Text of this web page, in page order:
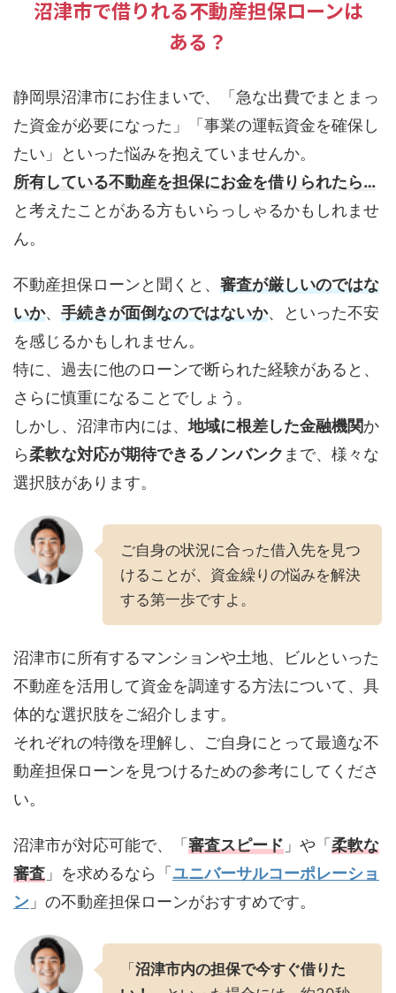
沼津市で借りれる不動産担保ローンは
ある？
静岡県沼津市にお住まいで、「急な出費でまとまっ
た資金が必要になった」「事業の運転資金を確保し
たい」といった悩みを抱えていませんか。
所有している不動産を担保にお金を借りられたら…
と考えたことがある方もいらっしゃるかもしれませ
ん。
不動産担保ローンと聞くと、 審査が厳しいのではな
いか、 手続きが面倒なのではないか、といった不安
を感じるかもしれません。
特に、過去に他のローンで断られた経験があると、
さらに慎重になることでしょう。
しかし、沼津市内には、地域に根差した金融機関か
ら柔軟な対応が期待できるノンバンク まで、様々な
選択肢があります。
ご自身の状況に合った借入先を見つ
けることが、資金繰りの悩みを解決
する第一歩ですよ。
沼津市に所有するマンションや土地、ビルといった
不動産を活用して資金を調達する方法について、具
体的な選択肢をご紹介します。
それぞれの特徴を理解し、ご自身にとって最適な不
動産担保ローンを見つけるための参考にしてくださ
い。
沼津市が対応可能で、「 審査スピード 」や「 柔軟な
審査 」を求めるなら「 ユニバーサルコーポレーショ
ン 」の不動産担保ローンがおすすめです。
「 沼津市内の担保で今すぐ借りた